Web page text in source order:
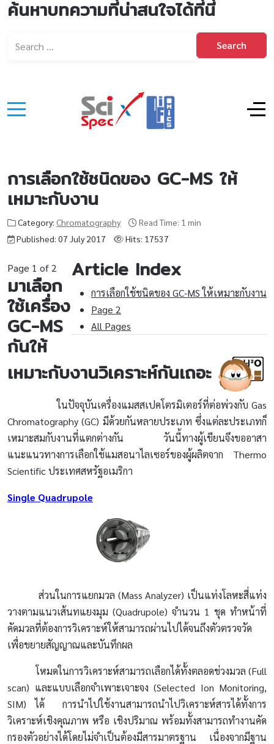
ค้นหาบทความที่น่าสนใจได้ที่นี่
Search
การเลือกใช้ชนิดของ GC-MS ให้
เหมาะกับงาน
Category: Chromatography
Read Time: 1 min
Published: 07 July 2017
Hits: 17537
Article Index
การเลือกใช้ชนิดของ GC-MS ให้เหมาะกับงาน
Page 2
All Pages
Page 1 of 2
มาเลือก
ใช้เครื่อง
GC-MS
กันให้
เหมาะกับงานวิเคราะห์กันเถอะ
ในปัจจุบันเครื่องแมสสเปคโตรมิเตอร์ที่ต่อพ่วงกับ Gas
Chromatography (GC) มีด้วยกันหลายประเภท ซึ่งแต่ละประเภทก็
เหมาะสมกับงานที่แตกต่างกัน วันนี้ทางผู้เขียนจึงขออาสา
แนะแนวทางการเลือกใช้แมสอนาไลเซอร์ของผู้ผลิตจาก Thermo
Scientific ประเทศสหรัฐอเมริกา
Single Quadrupole
ส่วนในการแยกมวล (Mass Analyzer) เป็นแท่งโลหะสี่แท่ง
วางตามแนวเส้นทแยงมุม (Quadrupole) จำนวน 1 ชุด ทำหน้าที่
คัดมวลที่ต้องการวิเคราะห์ให้สามารถผ่านไปได้จนถึงตัวตรวจวัด
เพื่อขยายสัญญาณและบันทึกผล
โหมดในการวิเคราะห์สามารถเลือกได้ทั้งตลอดช่วงมวล (Full
scan) และแบบเลือกจำเพาะเจาะจง (Selected Ion Monitoring,
SIM) ได้ การนำไปใช้งานสามารถนำไปวิเคราะห์สารได้ทั้งการ
วิเคราะห์เชิงคุณภาพ หรือ เชิงปริมาณ พร้อมทั้งสามารถทำงานคัด
กรองตัวอย่างได้โดยไม่จำเป็นต้องมีสารมาตรฐาน เนื่องจากมีฐาน